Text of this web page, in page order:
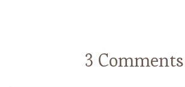
3 Comments